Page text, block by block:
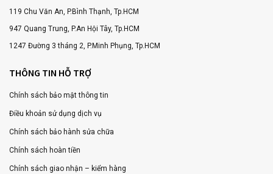
119 Chu Văn An, P.Bình Thạnh, Tp.HCM
947 Quang Trung, P.An Hội Tây, Tp.HCM
1247 Đường 3 tháng 2, P.Minh Phụng, Tp.HCM
THÔNG TIN HỖ TRỢ
Chính sách bảo mật thông tin
Điều khoản sử dụng dịch vụ
Chính sách bảo hành sửa chữa
Chính sách hoàn tiền
Chính sách giao nhận – kiểm hàng